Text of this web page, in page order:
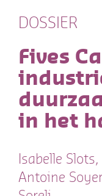
DOSSIER
Fives
in het
Isabelle
Antoine